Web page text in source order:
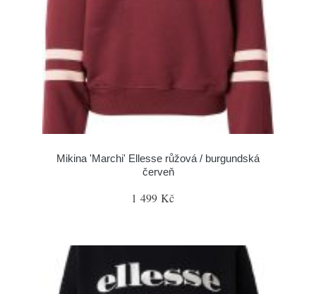
Mikina 'Marchi' Ellesse růžová / burgundská
červeň
1 499 Kč